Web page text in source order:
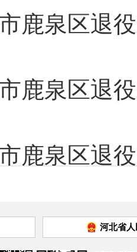
鹿泉区退
鹿泉区退
鹿泉区退